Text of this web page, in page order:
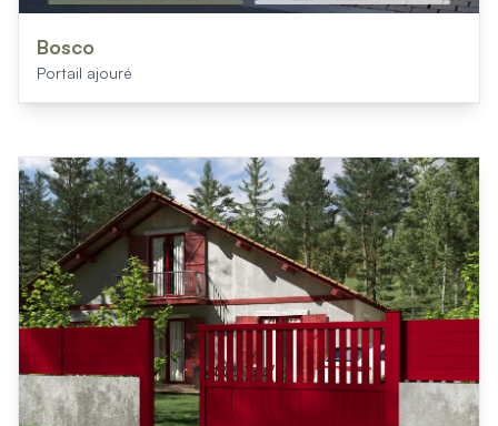
Bosco
Portail ajouré